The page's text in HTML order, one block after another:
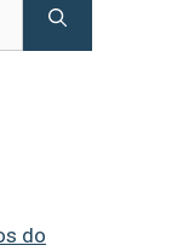
do